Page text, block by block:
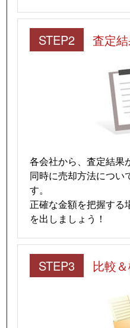
STEP2 査定
各会社から、査定結果
同時に売却方法につい
す。
正確な金額を把握する
を出しましょう！
STEP3 比較